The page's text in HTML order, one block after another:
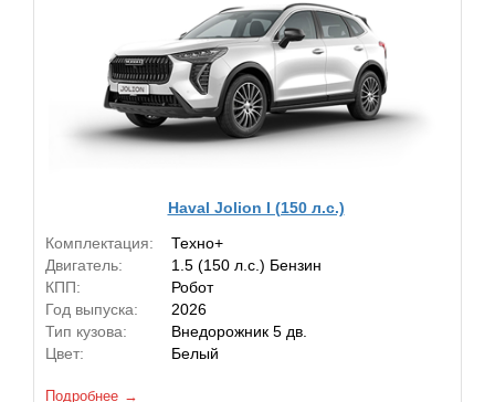
Haval Jolion I (150 л.с.)
Комплектация:
Техно+
Двигатель:
1.5 (150 л.с.) Бензин
КПП:
Робот
Год выпуска:
2026
Тип кузова:
Внедорожник 5 дв.
Цвет:
Белый
Подробнее